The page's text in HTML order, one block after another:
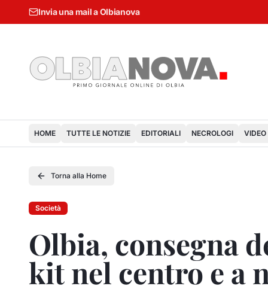
Invia una mail a Olbianova
HOME TUTTE LE NOTIZIE EDITORIALI NECROLOGI VIDEO
Torna alla Home
Società
Olbia, consegna
kit nel centro e a